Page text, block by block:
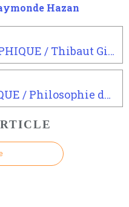
Hazan
LIBERALISME PHILOSOPHIQUE / Thibaut Giraud alias Monsieur Phi
COURANT PHILOSOPHIQUE / Philosophie de l'esprit